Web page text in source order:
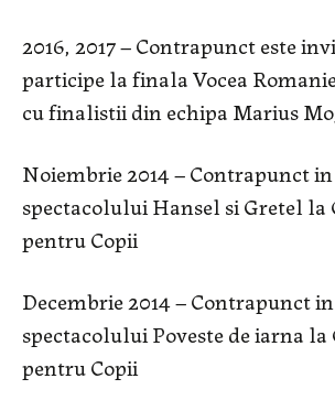
2016, 2017 – Contrapunct este
participe la finala Vocea
cu finalistii din echipa Marius
Noiembrie 2014 – Contrapunct
spectacolului Hansel si Gretel la
pentru Copii
Decembrie 2014 – Contrapunct
spectacolului Poveste de iarna la
pentru Copii